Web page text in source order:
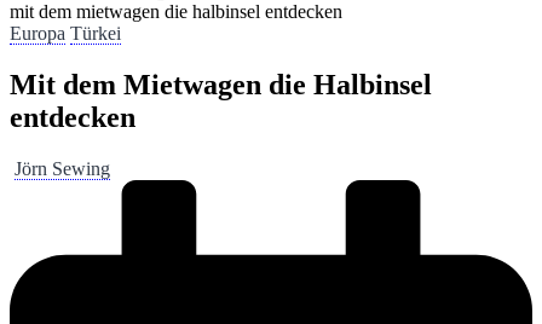
mit dem mietwagen die halbinsel entdecken
Posted
Europa Türkei
Mit dem Mietwagen die Halbinsel
entdecken
Posted
Jörn Sewing